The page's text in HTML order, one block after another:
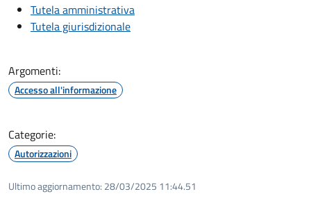
Tutela amministrativa
Tutela giurisdizionale
Argomenti:
Accesso all'informazione
Categorie:
Autorizzazioni
Ultimo aggiornamento: 28/03/2025 11:44.51